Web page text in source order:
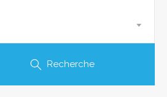
Recherche